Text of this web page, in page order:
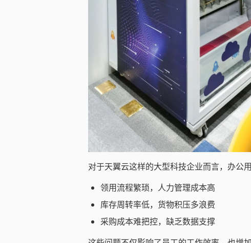
对于天翼云这样的大型科技企业而言，办公
领用流程繁琐，人力管理成本高
库存周转率低，货物积压多浪费
采购成本难把控，缺乏数据支撑